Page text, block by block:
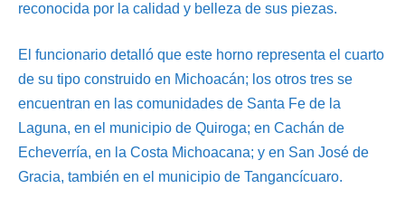
reconocida por la calidad y belleza de sus piezas.
El funcionario detalló que este horno representa el cuarto
de su tipo construido en Michoacán; los otros tres se
encuentran en las comunidades de Santa Fe de la
Laguna, en el municipio de Quiroga; en Cachán de
Echeverría, en la Costa Michoacana; y en San José de
Gracia, también en el municipio de Tangancícuaro.